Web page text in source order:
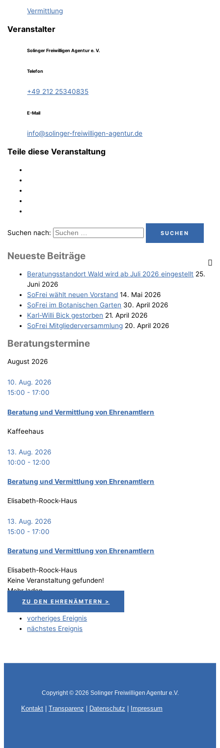
Vermittlung
Veranstalter
Solinger Freiwilligen Agentur e. V.
Telefon
+49 212 25340835
E-Mail
info@solinger-freiwilligen-agentur.de
Teile diese Veranstaltung
Suchen nach:
Neu­es­te Beiträge
Bera­tungs­stand­ort Wald wird ab Juli 2026 eingestellt 25.
Juni 2026
SoFrei wählt neu­en Vorstand 14. Mai 2026
SoFrei im Bota­ni­schen Garten 30. April 2026
Karl-Wil­li Bick gestorben 21. April 2026
SoFrei Mit­glie­der­ver­samm­lung 20. April 2026
Bera­tungs­ter­mi­ne
August 2026
10. Aug. 2026
15:00 -17:00
Bera­tung und Ver­mitt­lung von Ehrenamtlern
Kaffeehaus
13. Aug. 2026
10:00 -12:00
Bera­tung und Ver­mitt­lung von Ehrenamtlern
Elisabeth-Roock-Haus
13. Aug. 2026
15:00 -17:00
Bera­tung und Ver­mitt­lung von Ehrenamtlern
Elisabeth-Roock-Haus
Keine Veranstaltung gefunden!
Mehr laden
ZU DEN EHRENÄMTERN >
vorheriges Ereignis
nächstes Ereignis
Copyright © 2026 Solinger Freiwilligen Agentur e.V.
Kontakt Transparenz Datenschutz Impressum